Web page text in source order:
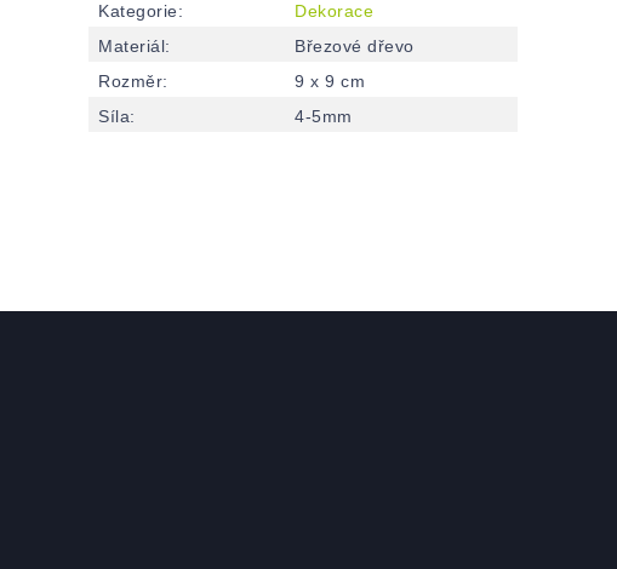
Kategorie:
Dekorace
Materiál:
Březové dřevo
Rozměr:
9 x 9 cm
Síla: 4-5mm